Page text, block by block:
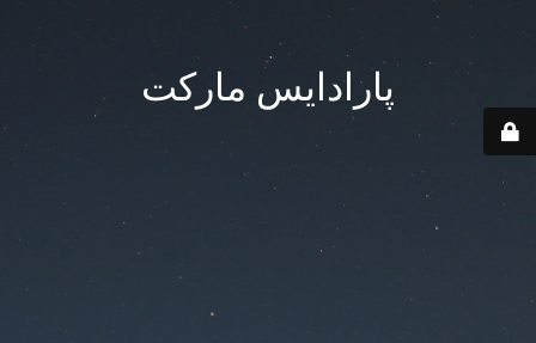
پارادایس مارکت